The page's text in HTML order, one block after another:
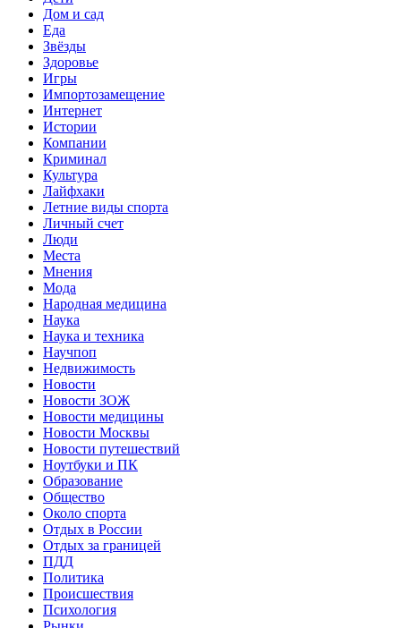
Дом и сад
Еда
Звёзды
Здоровье
Игры
Импортозамещение
Интернет
Истории
Компании
Криминал
Культура
Лайфхаки
Летние виды спорта
Личный счет
Люди
Места
Мнения
Мода
Народная медицина
Наука
Наука и техника
Научпоп
Недвижимость
Новости
Новости ЗОЖ
Новости медицины
Новости Москвы
Новости путешествий
Ноутбуки и ПК
Образование
Общество
Около спорта
Отдых в России
Отдых за границей
ПДД
Политика
Происшествия
Психология